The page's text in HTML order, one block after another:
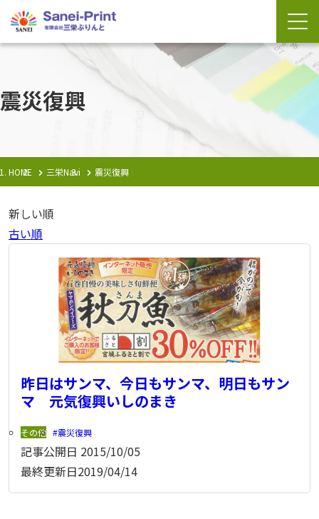
震災復興
HOME 三栄Navi 震災復興
新しい順
古い順
昨日はサンマ、今日もサンマ、明日もサン
マ 元気復興いしのまき
その他 震災復興
記事公開日 2015/10/05
最終更新日2019/04/14